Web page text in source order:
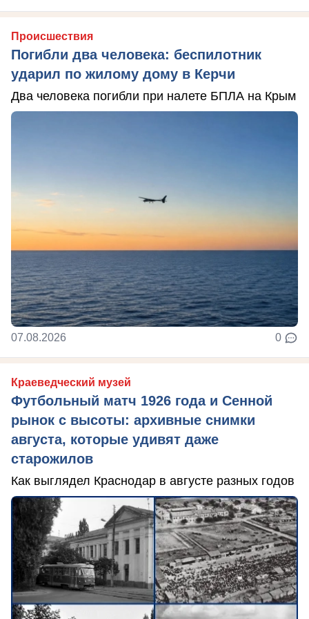
Происшествия
Погибли два человека: беспилотник
ударил по жилому дому в Керчи
Два человека погибли при налете БПЛА на Крым
07.08.2026 0
Краеведческий музей
Футбольный матч 1926 года и Сенной
рынок с высоты: архивные снимки
августа, которые удивят даже
старожилов
Как выглядел Краснодар в августе разных годов